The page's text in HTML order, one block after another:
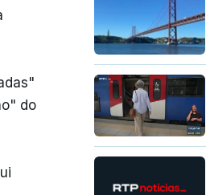
do